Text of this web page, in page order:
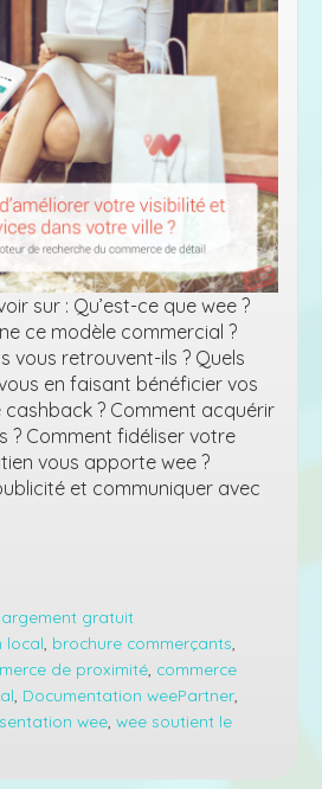
sur : Qu’est-ce que wee ?
ce modèle commercial ?
vous retrouvent-ils ? Quels
en faisant bénéficier vos
cashback ? Comment acquérir
? Comment fidéliser votre
vous apporte wee ?
et communiquer avec
gratuit
local brochure commerçants
de proximité commerce
Documentation weePartner
wee wee soutient le